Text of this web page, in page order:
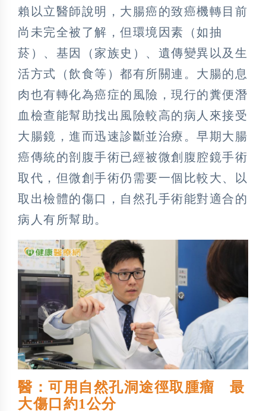
賴以立醫師說明，大腸癌的致癌機轉目前
尚未完全被了解，但環境因素（如抽
菸）、基因（家族史）、遺傳變異以及生
活方式（飲食等）都有所關連。大腸的息
肉也有轉化為癌症的風險，現行的糞便潛
血檢查能幫助找出風險較高的病人來接受
大腸鏡，進而迅速診斷並治療。早期大腸
癌傳統的剖腹手術已經被微創腹腔鏡手術
取代，但微創手術仍需要一個比較大、以
取出檢體的傷口，自然孔手術能對適合的
病人有所幫助。
醫：可用自然孔洞途徑取腫瘤 最
大傷口約1公分